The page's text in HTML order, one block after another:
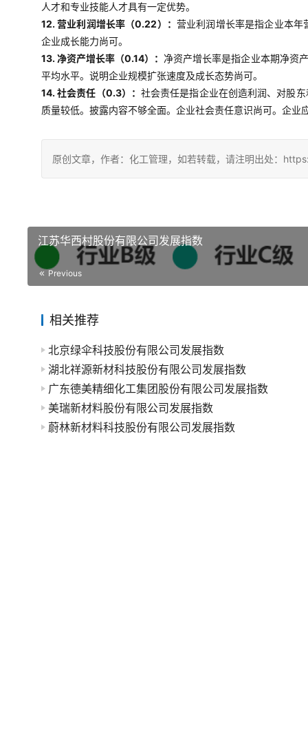
人才和专业技能人才具有一定优势。
12. 营业利润增长率（0.22）： 营业利润增长率是指企业本
企业成长能力尚可。
13. 净资产增长率（0.14）： 净资产增长率是指企业本期净资
平均水平。说明企业规模扩张速度及成长态势尚可。
14. 社会责任（0.3）： 社会责任是指企业在创造利润、对股
质量较低。披露内容不够全面。企业社会责任意识尚可。企
原创文章，作者：化工管理，如若转载，请注明出处：
江苏华西村股份有限公司发展指数
Previous
相关推荐
北京绿伞科技股份有限公司发展指数
湖北祥源新材科技股份有限公司发展指数
广东德美精细化工集团股份有限公司发展指数
美瑞新材料股份有限公司发展指数
蔚林新材料科技股份有限公司发展指数